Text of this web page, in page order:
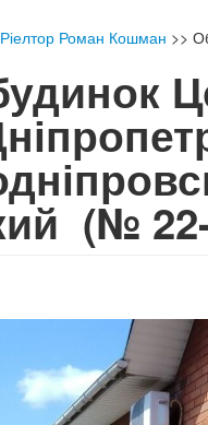
Ріелтор Роман Кошман >>
(№